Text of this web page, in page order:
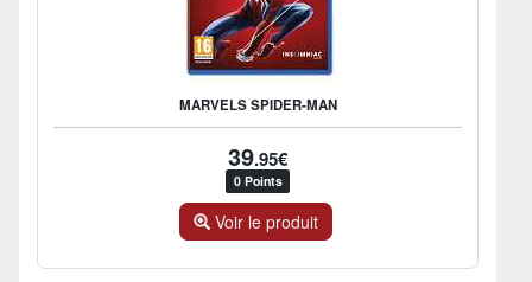
MARVELS SPIDER-MAN
39.95€
0 Points
Voir le produit